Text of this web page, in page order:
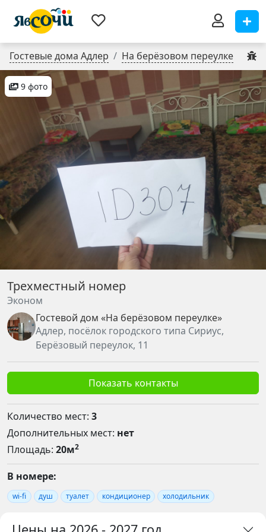
Гостевые дома Адлер На берёзовом переулке
9 фото
Трехместный номер
Эконом
Гостевой дом «На берёзовом переулке»
Адлер, посёлок городского типа Сириус,
Берёзовый переулок, 11
Показать контакты
Количество мест: 3
Дополнительных мест: нет
Площадь: 20м2
В номере:
wi-fi душ туалет кондиционер холодильник